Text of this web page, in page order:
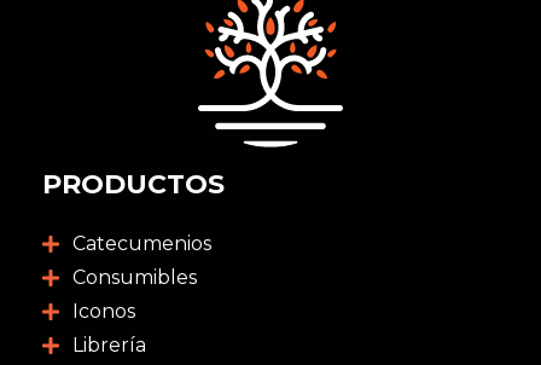
PRODUCTOS
Catecumenios
Consumibles
Iconos
Librería